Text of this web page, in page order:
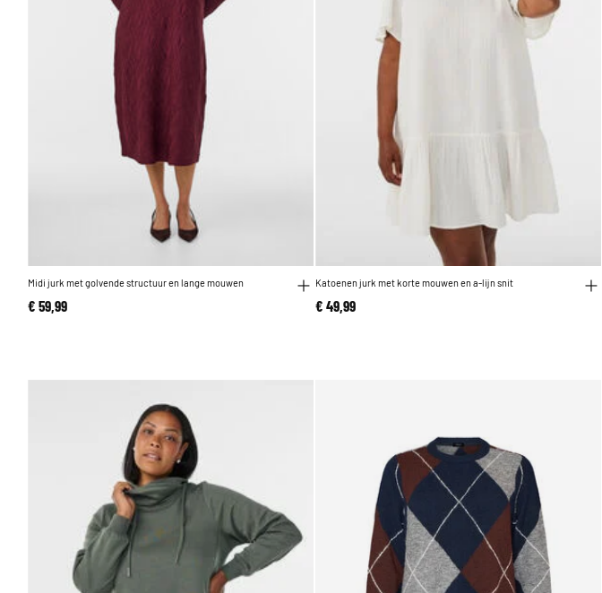
Midi jurk met golvende structuur en lange mouwen
€ 59,99
Katoenen jurk met korte mouwen en a-lijn snit
€ 49,99